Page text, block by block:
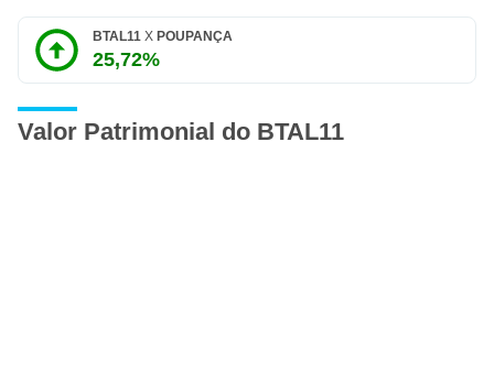
BTAL11 X POUPANÇA
25,72%
Valor Patrimonial do BTAL11